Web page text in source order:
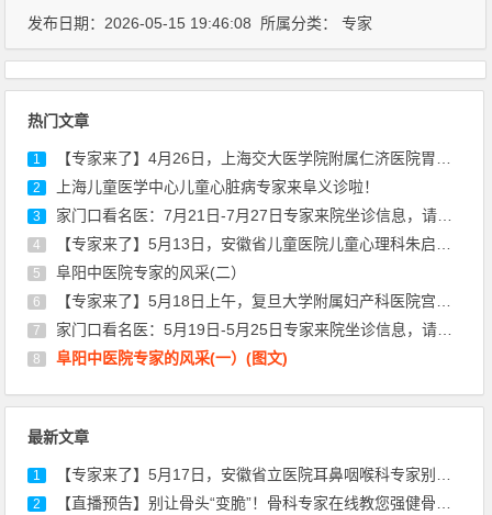
发布日期：2026-05-15 19:46:08 所属分类：专家
热门文章
1 【专家来了】4月26日，上海交大医学院附属仁济医院胃肠外科专家陈建军来院坐诊
2 上海儿童医学中心儿童心脏病专家来阜义诊啦！
3 家门口看名医：7月21日-7月27日专家来院坐诊信息，请查收！
4 【专家来了】5月13日，安徽省儿童医院儿童心理科朱启东医生来院坐诊通知
5 阜阳中医院专家的风采(二）
6 【专家来了】5月18日上午，复旦大学附属妇产科医院宫颈疾病专家丰华来院坐诊通知
7 家门口看名医：5月19日-5月25日专家来院坐诊信息，请查收！
8 阜阳中医院专家的风采(一）(图文)
最新文章
1 【专家来了】5月17日，安徽省立医院耳鼻咽喉科专家别远志来院坐诊通知
2 【直播预告】别让骨头“变脆”！骨科专家在线教您强健骨骼，远离骨折风险